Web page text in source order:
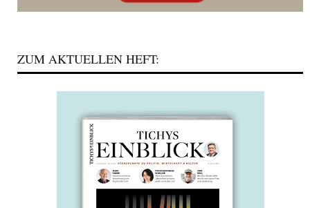
ZUM AKTUELLEN HEFT: